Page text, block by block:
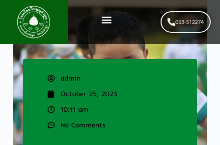
053-512274
admin
October 25, 2023
10:11 am
No Comments